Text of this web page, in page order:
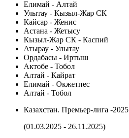
Елимай - Алтай
Улытау - Кызыл-Жар СК
Кайсар - Женис
Астана - Жетысу
Кызыл-Жар СК - Каспий
Атырау - Улытау
Ордабасы - Иртыш
Актобе - Тобол
Алтай - Кайрат
Елимай - Окжетпес
Алтай - Тобол
Казахстан. Премьер-лига -2025
(01.03.2025 - 26.11.2025)